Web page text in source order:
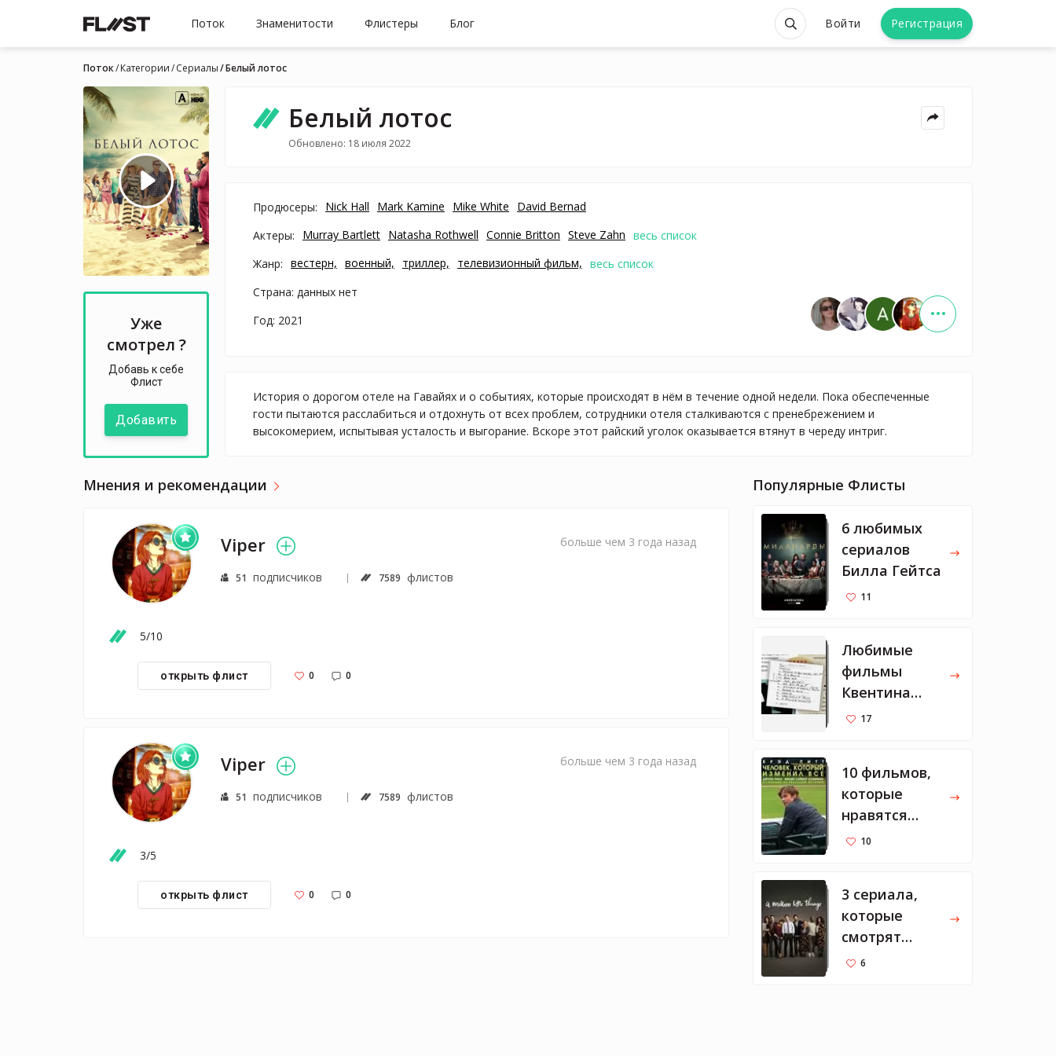
Поток Знаменитости Флистеры Блог Войти Регистрация
Поток Категории Cериалы Белый лотос
Уже
смотрел ?
Добавь к себе
Флист
Добавить
Белый лотос
Обновлено: 18 июля 2022
Продюсеры: Nick Hall Mark Kamine Mike White
David Bernad
Актеры:
Murray Bartlett Natasha Rothwell Connie Britton Steve Zahn весь список
Жанр: вестерн, военный, триллер, телевизионный фильм, весь список
Страна: данных нет
Год: 2021
История о дорогом отеле на Гавайях и о событиях, которые происходят в нём в течение одной недели. Пока обеспеченные
гости пытаются расслабиться и отдохнуть от всех проблем, сотрудники отеля сталкиваются с пренебрежением и
высокомерием, испытывая усталость и выгорание. Вскоре этот райский уголок оказывается втянут в череду интриг.
Мнения и рекомендации
Viper
51 подписчиков 7589 флистов
больше чем 3 года назад
5/10
открыть флист 0 0
Viper
51 подписчиков 7589 флистов
больше чем 3 года назад
3/5
открыть флист 0 0
Популярные Флисты
6 любимых
сериалов
Билла Гейтса
11
Любимые
фильмы
Квентина
Тарантино
17
10 фильмов,
которые
нравятся
Марку
10
3 сериала,
которые
смотрят
Мелинда и
6